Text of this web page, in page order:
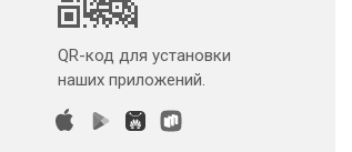
QR-код для установки
наших приложений.